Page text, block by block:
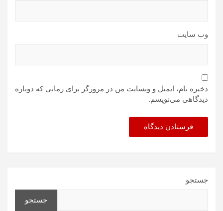
وب‌ سایت
ذخیره نام، ایمیل و وبسایت من در مرورگر برای زمانی که دوباره
دیدگاهی می‌نویسم.
جستجو
جستجو